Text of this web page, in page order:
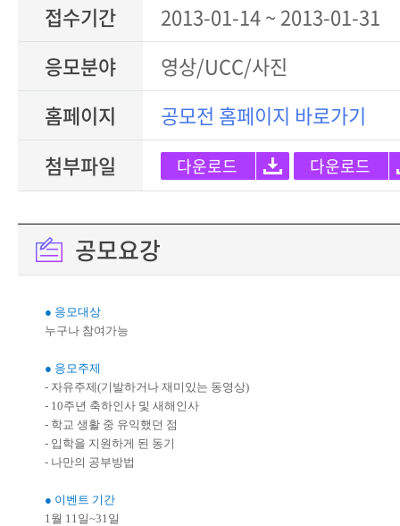
접수기간
2013-01-14 ~ 2013-01-31
응모분야
영상/UCC/사진
홈페이지
공모전 홈페이지 바로가기
첨부파일
다운로드 다운로드
공모요강
● 응모대상
누구나 참여가능
● 응모주제
- 자유주제(기발하거나 재미있는 동영상)
- 10주년 축하인사 및 새해인사
- 학교 생활 중 유익했던 점
- 입학을 지원하게 된 동기
- 나만의 공부방법
● 이벤트 기간
1월 11일~31일